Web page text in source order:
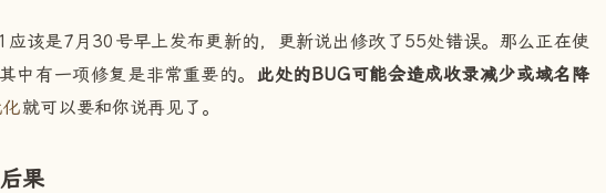
7月30号早上发布更新的，更新说出修改了55处错误。那么正在使
中有一项修复是非常重要的。 此处的BUG可能会造成收录减少或域名降
就可以要和你说再见了。
果